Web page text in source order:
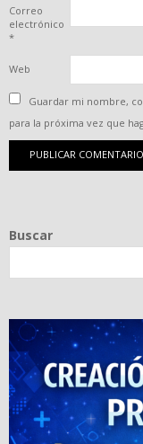
Correo
electrónico
*
Web
Guardar mi nombre,
para la próxima vez que
Buscar